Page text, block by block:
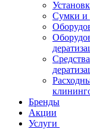
Сумки и
Бренды
Акции
Услуги